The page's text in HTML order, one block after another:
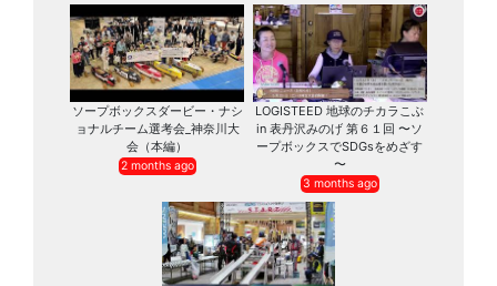
ソープボックスダービー・ナシ
ョナルチーム選考会_神奈川大
会（本編）
2 months ago
LOGISTEED 地球のチカラこぶ
in 表丹沢みのげ 第６１回 〜ソ
ープボックスでSDGsをめざす
〜
3 months ago